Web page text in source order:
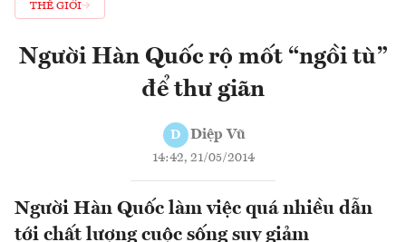
THẾ GIỚI
Người Hàn Quốc rộ mốt “ngồi tù”
để thư giãn
D Diệp Vũ
14:42, 21/05/2014
Người Hàn Quốc làm việc quá nhiều dẫn
tới chất lượng cuộc sống suy giảm